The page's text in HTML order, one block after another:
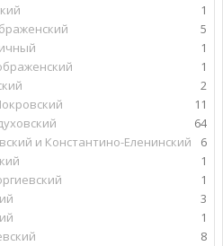
1
5
1
1
2
11
64
и Константино-Еленинский
6
1
1
3
1
8